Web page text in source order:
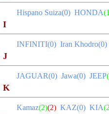
Hispano Suiza(0)HONDA
I
INFINITI(0)Iran
J
JAGUAR(0)Jawa(0)JEEP
K
Kamaz(2)(2) KAZ(0)KIA